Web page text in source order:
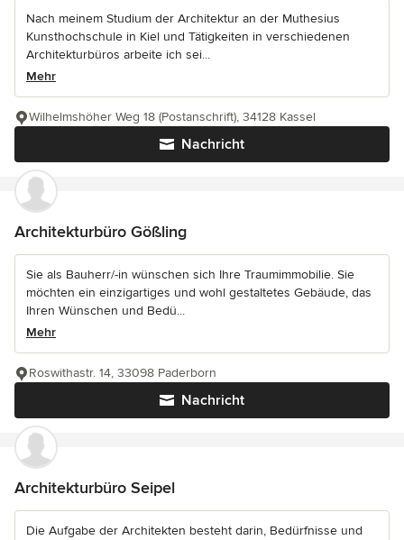
Nach meinem Studium der Architektur an der Muthesius
Kunsthochschule in Kiel und Tätigkeiten in verschiedenen
Architekturbüros arbeite ich sei...
Mehr
Nachricht
Wilhelmshöher Weg 18 (Postanschrift), 34128 Kassel
Architekturbüro Gößling
Sie als Bauherr/-in wünschen sich Ihre Traumimmobilie. Sie
möchten ein einzigartiges und wohl gestaltetes Gebäude, das
Ihren Wünschen und Bedü...
Mehr
Nachricht
Roswithastr. 14, 33098 Paderborn
Architekturbüro Seipel
Die Aufgabe der Architekten besteht darin, Bedürfnisse und